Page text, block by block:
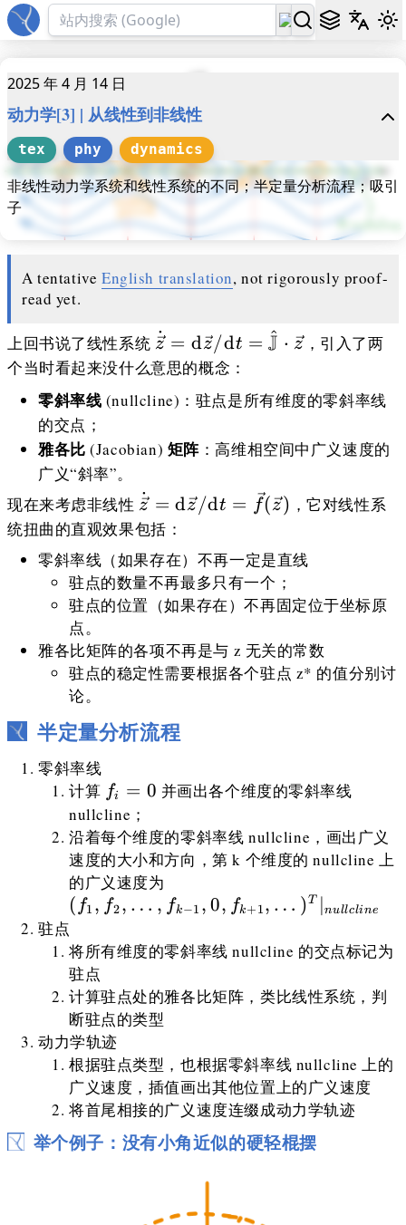
2025 年 4 月 14 日
动力学[3] | 从线性到非线性
tex phy dynamics
非线性动力学系统和线性系统的不同；半定量分析流程；吸引
子
A tentative English translation, not rigorously proof-
read yet.
上回书说了线性系统 \dot{\vec
z}=\mathrm
dt=\mathbb{\hat
z
˙ = dz /dt = J
^ ⋅ z，引入了两
个当时看起来没什么意思的概念：
零斜率线 (nullcline)：驻点是所有维度的零斜率线
的交点；
雅各比 (Jacobian) 矩阵：高维相空间中广义速度的
广义“斜率”。
现在来考虑非线性 \dot{\vec
z}=\mathrm
z/\mathrm
dt=\vec f
(\vec z)
z
˙ = dz/dt = f (z) ，它对线性系
统扭曲的直观效果包括：
零斜率线（如果存在）不再一定是直线
驻点的数量不再最多只有一个；
驻点的位置（如果存在）不再固定位于坐标原
点。
雅各比矩阵的各项不再是与 z 无关的常数
驻点的稳定性需要根据各个驻点 z* 的值分别讨
论。
半定量分析流程
零斜率线
计算 f_i=0
fi = 0 并画出各个维度的零斜率线
nullcline；
沿着每个维度的零斜率线 nullcline，画出广义
速度的大小和方向，第 k 个维度的 nullcline 上
的广义速度为
( f1 , f2, … , fk−1 , 0, fk+1, … )T ∣nullcline
驻点
将所有维度的零斜率线 nullcline 的交点标记为
驻点
计算驻点处的雅各比矩阵，类比线性系统，判
断驻点的类型
动力学轨迹
根据驻点类型，也根据零斜率线 nullcline 上的
广义速度，插值画出其他位置上的广义速度
将首尾相接的广义速度连缀成动力学轨迹
举个例子：没有小角近似的硬轻棍摆